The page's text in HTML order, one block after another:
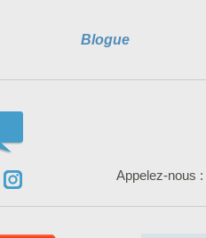
Blogue
Appelez-nous :